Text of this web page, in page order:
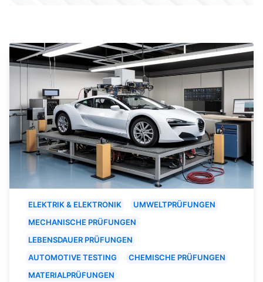
ELEKTRIK & ELEKTRONIK
UMWELTPRÜFUNGEN
MECHANISCHE PRÜFUNGEN
LEBENSDAUER PRÜFUNGEN
AUTOMOTIVE TESTING
CHEMISCHE PRÜFUNGEN
MATERIALPRÜFUNGEN